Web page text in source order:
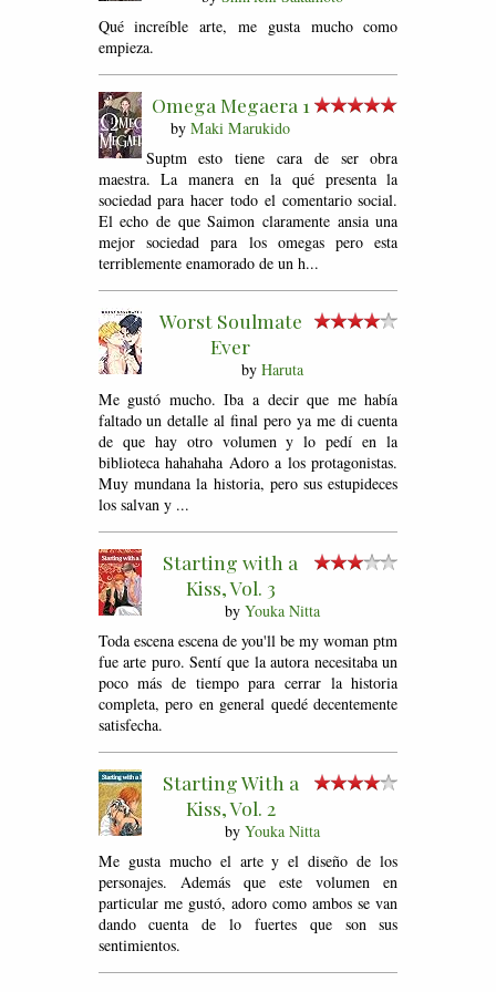
Qué increíble arte, me gusta mucho como
empieza.
Omega Megaera 1
by Maki Marukido
Suptm esto tiene cara de ser obra
maestra. La manera en la qué presenta la
sociedad para hacer todo el comentario social.
El echo de que Saimon claramente ansia una
mejor sociedad para los omegas pero esta
terriblemente enamorado de un h...
Worst Soulmate
Ever
by Haruta
Me gustó mucho. Iba a decir que me había
faltado un detalle al final pero ya me di cuenta
de que hay otro volumen y lo pedí en la
biblioteca hahahaha Adoro a los protagonistas.
Muy mundana la historia, pero sus estupideces
los salvan y ...
Starting with a
Kiss, Vol. 3
by Youka Nitta
Toda escena escena de you'll be my woman ptm
fue arte puro. Sentí que la autora necesitaba un
poco más de tiempo para cerrar la historia
completa, pero en general quedé decentemente
satisfecha.
Starting With a
Kiss, Vol. 2
by Youka Nitta
Me gusta mucho el arte y el diseño de los
personajes. Además que este volumen en
particular me gustó, adoro como ambos se van
dando cuenta de lo fuertes que son sus
sentimientos.